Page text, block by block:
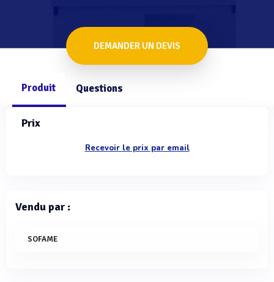
DEMANDER UN DEVIS
Produit Questions
Prix
Recevoir le prix par email
Vendu par :
SOFAME